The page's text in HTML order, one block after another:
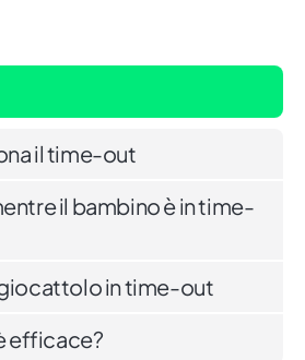
il time-out
il bambino è in time-
in time-out
efficace?